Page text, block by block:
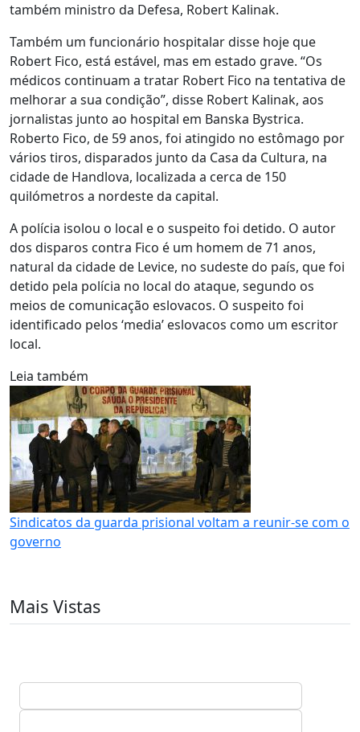
também ministro da Defesa, Robert Kalinak.
Também um funcionário hospitalar disse hoje que
Robert Fico, está estável, mas em estado grave. “Os
médicos continuam a tratar Robert Fico na tentativa de
melhorar a sua condição”, disse Robert Kalinak, aos
jornalistas junto ao hospital em Banska Bystrica.
Roberto Fico, de 59 anos, foi atingido no estômago por
vários tiros, disparados junto da Casa da Cultura, na
cidade de Handlova, localizada a cerca de 150
quilómetros a nordeste da capital.
A polícia isolou o local e o suspeito foi detido. O autor
dos disparos contra Fico é um homem de 71 anos,
natural da cidade de Levice, no sudeste do país, que foi
detido pela polícia no local do ataque, segundo os
meios de comunicação eslovacos. O suspeito foi
identificado pelos ‘media’ eslovacos como um escritor
local.
Leia também
Sindicatos da guarda prisional voltam a reunir-se com o
governo
Mais Vistas